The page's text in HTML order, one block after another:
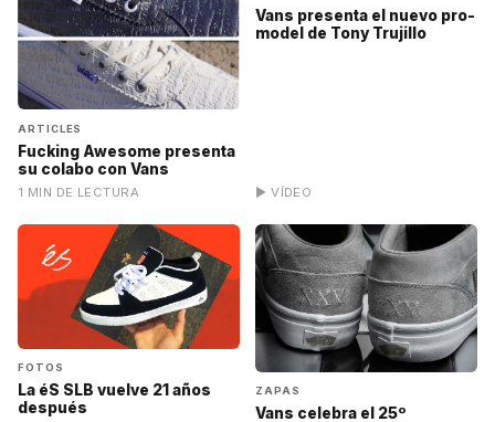
ARTICLES
Fucking Awesome presenta
su colabo con Vans
1 MIN DE LECTURA
Vans presenta el nuevo pro-
model de Tony Trujillo
▶ VÍDEO
FOTOS
La éS SLB vuelve 21 años
después
ZAPAS
Vans celebra el 25º